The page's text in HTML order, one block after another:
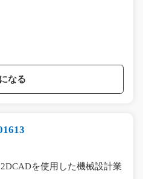
なる
を使用した機械設計業